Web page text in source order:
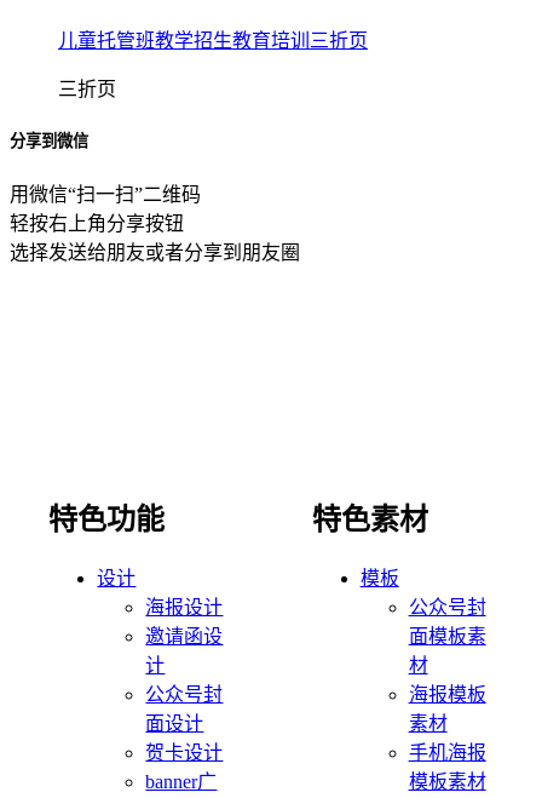
儿童托管班教学招生教育培训三折页
三折页
分享到微信
用微信“扫一扫”二维码
轻按右上角分享按钮
选择发送给朋友或者分享到朋友圈
特色功能
设计
海报设计
邀请函设
计
公众号封
面设计
贺卡设计
banner广
特色素材
模板
公众号封
面模板素
材
海报模板
素材
手机海报
模板素材